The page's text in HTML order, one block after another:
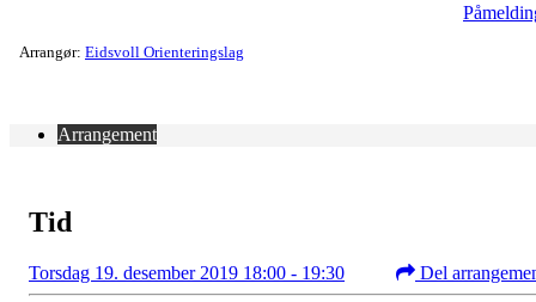
Arrangør: Eidsvoll Orienteringslag
Arrangement
Tid
Torsdag 19. desember 2019 18:00 - 19:30 Del